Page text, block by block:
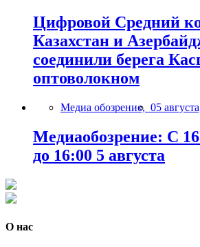
Цифровой Средний
Казахстан и
соединили берега
оптоволокном
Медиа обозрение, 05
Медиаобозрение: С
до 16:00 5 августа
О нас